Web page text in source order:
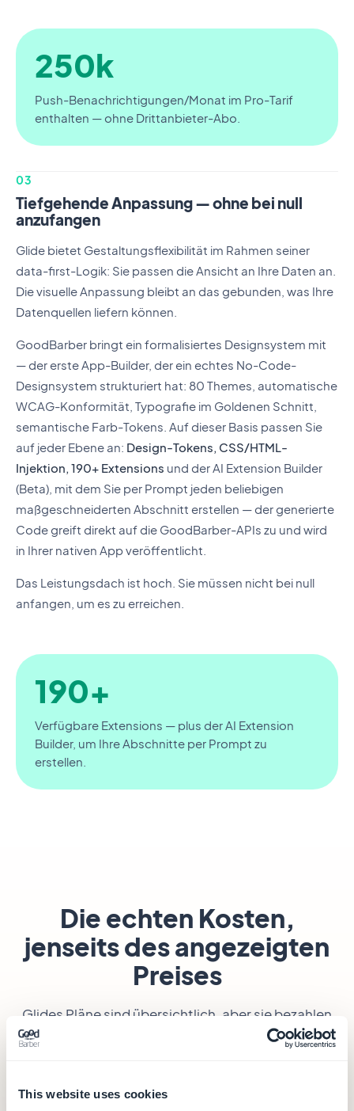
This website uses cookies
250k
Push-Benachrichtigungen/Monat im Pro-Tarif
enthalten — ohne Drittanbieter-Abo.
03
Tiefgehende Anpassung — ohne bei null
anzufangen
Glide bietet Gestaltungsflexibilität im Rahmen seiner
data-first-Logik: Sie passen die Ansicht an Ihre Daten an.
Die visuelle Anpassung bleibt an das gebunden, was Ihre
Datenquellen liefern können.
GoodBarber bringt ein formalisiertes Designsystem mit
— der erste App-Builder, der ein echtes No-Code-
Designsystem strukturiert hat: 80 Themes, automatische
WCAG-Konformität, Typografie im Goldenen Schnitt,
semantische Farb-Tokens. Auf dieser Basis passen Sie
auf jeder Ebene an: Design-Tokens, CSS/HTML-
Injektion, 190+ Extensions und der AI Extension Builder
(Beta), mit dem Sie per Prompt jeden beliebigen
maßgeschneiderten Abschnitt erstellen — der generierte
Code greift direkt auf die GoodBarber-APIs zu und wird
in Ihrer nativen App veröffentlicht.
Das Leistungsdach ist hoch. Sie müssen nicht bei null
anfangen, um es zu erreichen.
190+
Verfügbare Extensions — plus der AI Extension
Builder, um Ihre Abschnitte per Prompt zu
erstellen.
Die echten Kosten,
jenseits des angezeigten
Preises
Glides Pläne sind übersichtlich, aber sie bezahlen
einWeb-Tool für deine Daten
— keine in den Stores